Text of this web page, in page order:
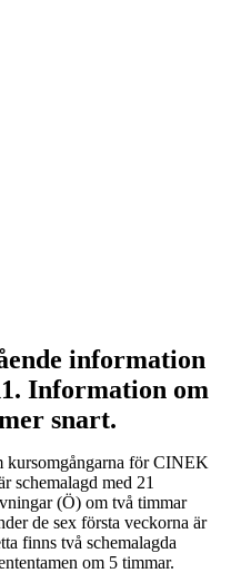
information
Information om
snart.
kursomgångarna för CINEK
schemalagd med 21
(Ö) om två timmar
de sex första veckorna är
finns två schemalagda
om 5 timmar.